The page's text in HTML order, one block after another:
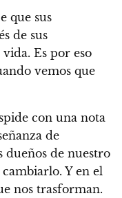
que sus
de sus
vida. Es por eso
vemos que
con una nota
de
dueños de nuestro
Y en el
nos trasforman.